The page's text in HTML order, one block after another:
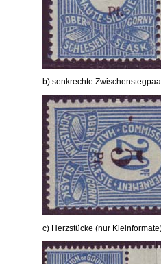
b) senkrechte
c) Herzstücke (nur